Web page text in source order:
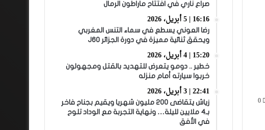
0
صراع ناري في افتتاح ماراطون الرمال
16:16 | 5 أبريل، 2026
رضا العوني يسطع في سماء التنس المغربي
ويحقق ثنائية مميزة في دورة الجزائر J60
15:20 | 4 أبريل، 2026
خطير .. دومو يتعرض للتهديد بالقتل ومجهولون
خربوا سيارته أمام منزله
22:41 | 3 أبريل، 2026
زياش يتقاضى 200 مليون شهريا ويقيم بجناح فاخر
بـ4 ملايين لليلة… ونهاية التجربة مع الوداد تلوح
في الأفق